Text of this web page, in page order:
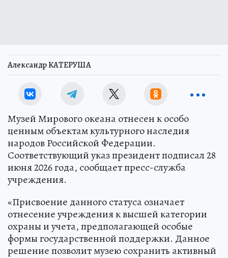
Александр КАТЕРУША
Музей Мирового океана отнесен к особо
ценным объектам культурного наследия
народов Российской Федерации.
Соответствующий указ президент подписал 28
июня 2026 года, сообщает пресс-служба
учреждения.
«Присвоение данного статуса означает
отнесение учреждения к высшей категории
охраны и учета, предполагающей особые
формы государственной поддержки. Данное
решение позволит музею сохранить активный